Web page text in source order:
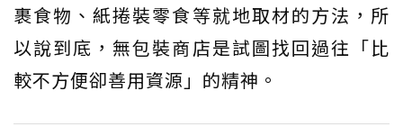
裹食物、紙捲裝零食等就地取材的方法，所
以說到底，無包裝商店是試圖找回過往「比
較不方便卻善用資源」的精神。